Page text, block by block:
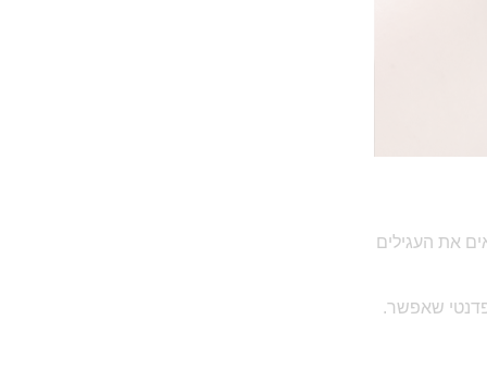
את העגילים
פדנטי שאפשר.